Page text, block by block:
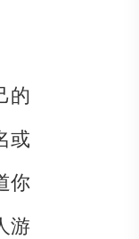
的
或
你
游